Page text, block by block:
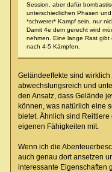
Session, aber dafür
unterschiedlichen Phasen
*schwerer* Kampf sein, nur
Damit 4e dem gerecht wird
nehmen. Eine lange Rast gibt
nach 4-5 Kämpfen.
Geländeeffekte sind
abwechslungsreich und
den Ansatz, dass Gelände
können, was natürlich eine
bietet. Ähnlich sind
eigenen Fähigkeiten mit.
Wenn ich die
auch genau dort ansetzen
interessante Eigenschaften